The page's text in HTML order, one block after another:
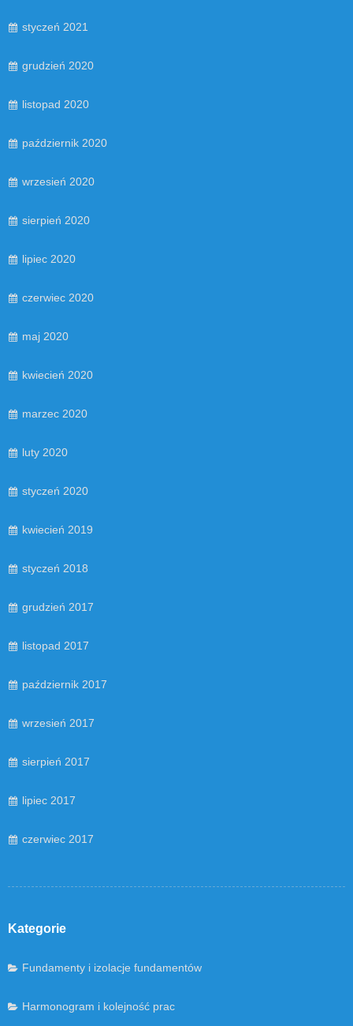
styczeń 2021
grudzień 2020
listopad 2020
październik 2020
wrzesień 2020
sierpień 2020
lipiec 2020
czerwiec 2020
maj 2020
kwiecień 2020
marzec 2020
luty 2020
styczeń 2020
kwiecień 2019
styczeń 2018
grudzień 2017
listopad 2017
październik 2017
wrzesień 2017
sierpień 2017
lipiec 2017
czerwiec 2017
Kategorie
Fundamenty i izolacje fundamentów
Harmonogram i kolejność prac